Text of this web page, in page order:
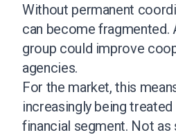
Without permanent
can become fragmented.
group could improve
agencies.
For the market, this
increasingly being treated
financial segment. Not